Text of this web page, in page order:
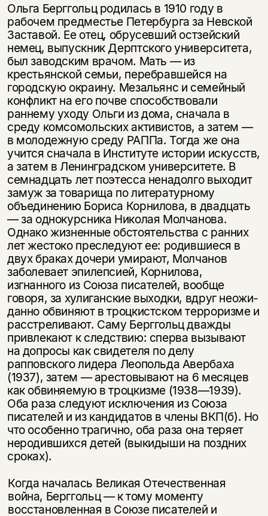
Ольга Берггольц родилась в 1910 году в
рабочем предместье Петербурга за Невской
Заставой. Ее отец, обрусевший остзейский
немец, выпускник Дерптского университета,
был заводским врачом. Мать — из
крестьянской семьи, перебравшейся на
городскую окраину. Мезальянс и семейный
кон­фликт на его почве способствовали
раннему уходу Ольги из дома, сначала в
среду комсомольских активистов, а затем —
в молодежную среду РАППа. Тогда же она
учится сначала в Институте истории искусств,
а затем в Ленин­градском университете. В
семнадцать лет поэтесса ненадолго выходит
за­муж за товарища по литературному
объединению Бориса Корнилова, в два­дцать
— за однокурсника Николая Молчанова.
Однако жизненные обстоя­тельства с ранних
лет жестоко преследуют ее: родившиеся в
двух браках дочери умирают, Молчанов
заболевает эпилепсией, Корнилова,
изгнанного из Союза писателей, вообще
говоря, за хулиганские выходки, вдруг неожи­
данно обвиняют в троцкистском терроризме и
расстреливают. Саму Берг­гольц дважды
привлекают к следствию: сперва вызывают
на допросы как свидетеля по делу
рапповского лидера Леопольда Авербаха
(1937), затем — арестовывают на 6 месяцев
как обвиняемую в троцкизме (1938—1939).
Оба раза следуют исключения из Союза
писателей и из кандидатов в члены ВКП(б). Но
что особенно трагично, оба раза она теряет
неродившихся детей (выкидыши на поздних
сроках).
Когда началась Великая Отечественная
война, Берггольц — к тому моменту
восстановленная в Союзе писателей и